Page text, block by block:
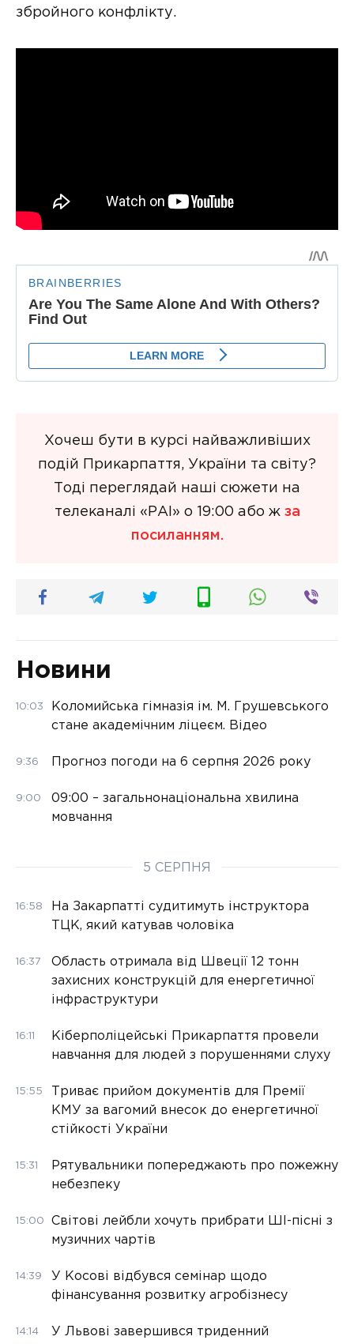
збройного конфлікту.
Хочеш бути в курсі найважливіших
подій Прикарпаття, України та світу?
Тоді переглядай наші сюжети на
телеканалі «РАІ» о 19:00 або ж за
посиланням.
Новини
10:03
Коломийська гімназія ім. М. Грушевського
стане академічним ліцеєм. Відео
9:36 Прогноз погоди на 6 серпня 2026 року
9:00
09:00 – загальнонаціональна хвилина
мовчання
5 СЕРПНЯ
16:58
На Закарпатті судитимуть інструктора
ТЦК, який катував чоловіка
16:37
Область отримала від Швеції 12 тонн
захисних конструкцій для енергетичної
інфраструктури
16:11
Кіберполіцейські Прикарпаття провели
навчання для людей з порушеннями слуху
15:55
Триває прийом документів для Премії
КМУ за вагомий внесок до енергетичної
стійкості України
15:31
Рятувальники попереджають про пожежну
небезпеку
15:00
Світові лейбли хочуть прибрати ШІ-пісні з
музичних чартів
14:39
У Косові відбувся семінар щодо
фінансування розвитку агробізнесу
14:14 У Львові завершився триденний